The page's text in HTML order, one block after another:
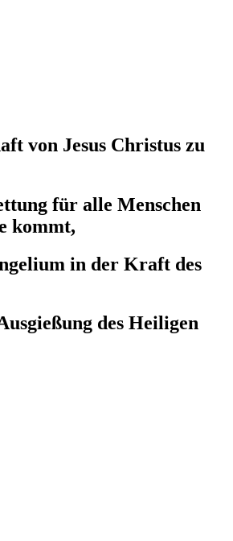
von Jesus Christus zu
für alle Menschen
kommt,
in der Kraft des
des Heiligen